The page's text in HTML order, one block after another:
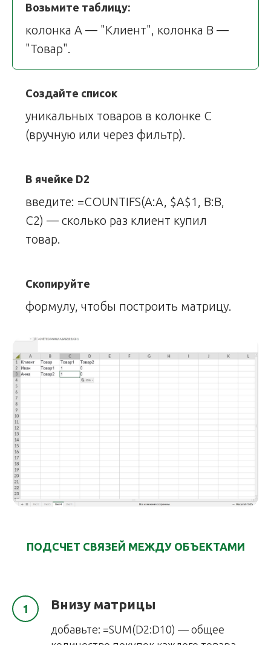
Возьмите таблицу:
колонка A — "Клиент", колонка B —
"Товар".
Создайте список
уникальных товаров в колонке C
(вручную или через фильтр).
В ячейке D2
введите: =COUNTIFS(A:A, $A$1, B:B,
C2) — сколько раз клиент купил
товар.
Скопируйте
формулу, чтобы построить матрицу.
ПОДСЧЕТ СВЯЗЕЙ МЕЖДУ ОБЪЕКТАМИ
Внизу матрицы
добавьте: =SUM(D2:D10) — общее